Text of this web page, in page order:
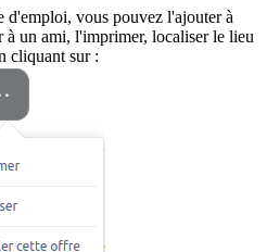
d'emploi, vous pouvez l'ajouter à
à un ami, l'imprimer, localiser le lieu
cliquant sur :